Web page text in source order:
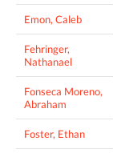
Emon, Caleb
Fehringer,
Nathanael
Fonseca Moreno,
Abraham
Foster, Ethan